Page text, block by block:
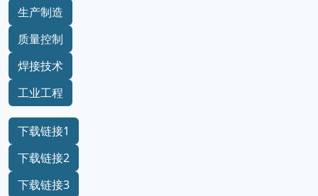
生产制造
质量控制
焊接技术
工业工程
下载链接1
下载链接2
下载链接3